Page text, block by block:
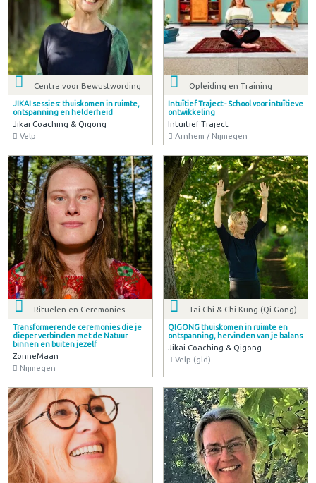
Centra voor Bewustwording
JIKAI sessies: thuiskomen in ruimte,
ontspanning en helderheid
Jikai Coaching & Qigong
Velp
Opleiding en Training
Intuïtief Traject - School voor intuïtieve
ontwikkeling
Intuïtief Traject
Arnhem / Nijmegen
Rituelen en Ceremonies
Transformerende ceremonies die je
dieper verbinden met de Natuur
binnen en buiten jezelf
ZonneMaan
Nijmegen
Tai Chi & Chi Kung (Qi Gong)
QIGONG thuiskomen in ruimte en
ontspanning, hervinden van je balans
Jikai Coaching & Qigong
Velp (gld)